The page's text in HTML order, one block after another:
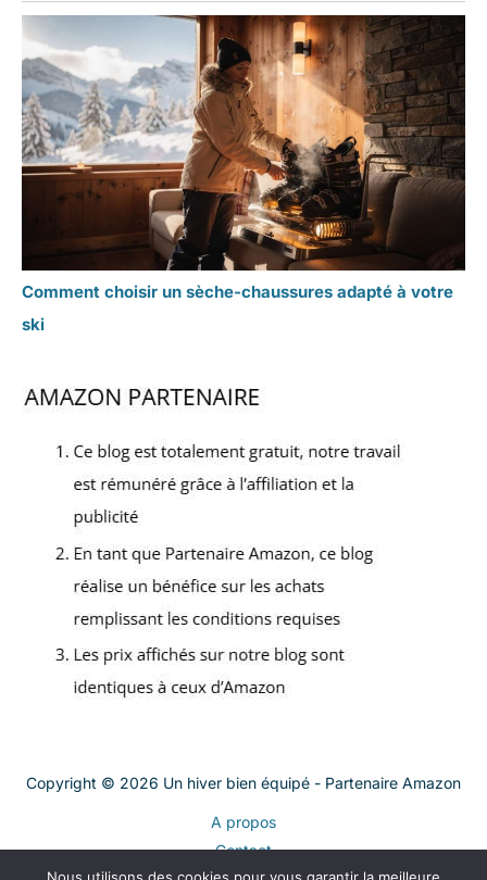
Comment choisir un sèche-chaussures adapté à votre
ski
Copyright © 2026 Un hiver bien équipé - Partenaire Amazon
A propos
Contact